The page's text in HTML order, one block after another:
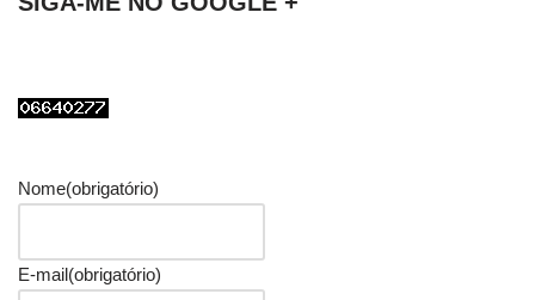
Nome(obrigatório)
E-mail(obrigatório)